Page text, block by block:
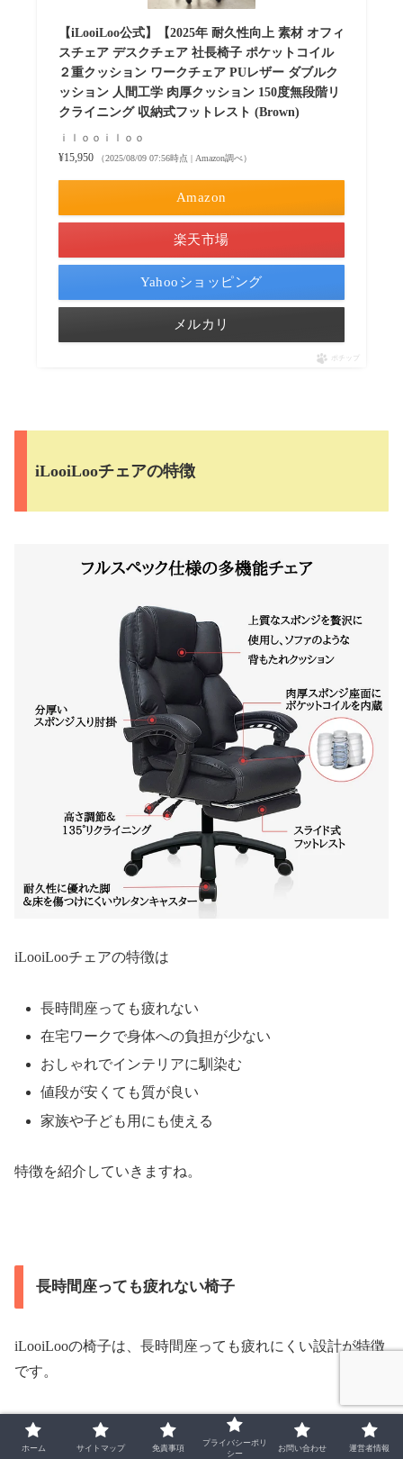
【iLooiLoo公式】【2025年 耐久性向上 素材 オフィ
スチェア デスクチェア 社長椅子 ポケットコイル
２重クッション ワークチェア PUレザー ダブルク
ッション 人間工学 肉厚クッション 150度無段階リ
クライニング 収納式フットレスト (Brown)
ｉｌｏｏｉｌｏｏ
¥15,950
（2025/08/09 07:56時点 | Amazon調べ）
Amazon
楽天市場
Yahooショッピング
メルカリ
ポチップ
iLooiLooチェアの特徴
iLooiLooチェアの特徴は
長時間座っても疲れない
在宅ワークで身体への負担が少ない
おしゃれでインテリアに馴染む
値段が安くても質が良い
家族や子ども用にも使える
特徴を紹介していきますね。
長時間座っても疲れない椅子
iLooiLooの椅子は、長時間座っても疲れにくい設計が特徴
です。
ポケットコイル内蔵の座面は体圧を分散し、お尻の
痛みを軽減
ホーム サイトマップ 免責事項
プライバシーポリ
シー
お問い合わせ 運営者情報